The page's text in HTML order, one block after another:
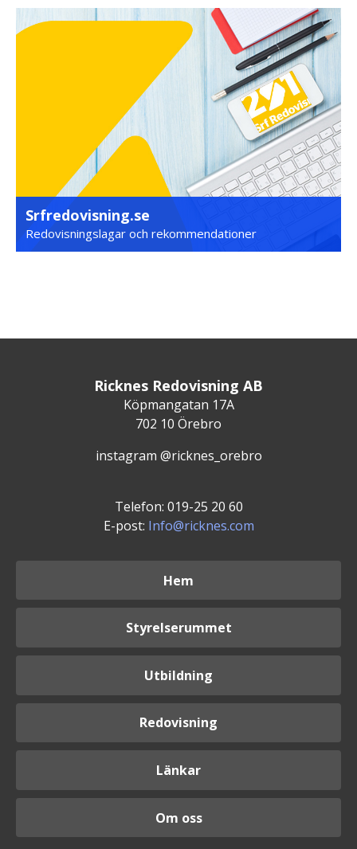
Srfredovisning.se
Redovisningslagar och rekommendationer
Ricknes Redovisning AB
Köpmangatan 17A
702 10 Örebro
instagram @ricknes_orebro
Telefon: 019-25 20 60
E-post: Info@ricknes.com
Hem
Styrelserummet
Utbildning
Redovisning
Länkar
Om oss